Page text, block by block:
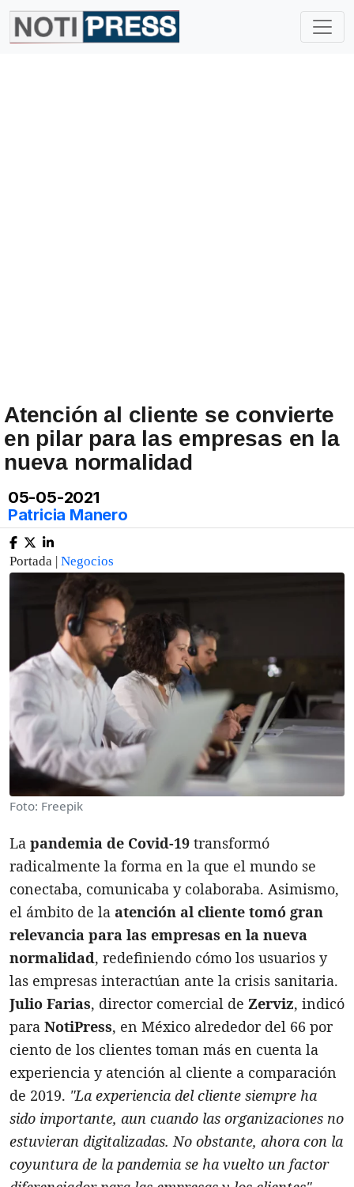
Atención al cliente se convierte
en pilar para las empresas en la
nueva normalidad
05-05-2021
Patricia Manero
Portada | Negocios
Foto: Freepik
La pandemia de Covid-19 transformó
radicalmente la forma en la que el mundo se
conectaba, comunicaba y colaboraba. Asimismo,
el ámbito de la atención al cliente tomó gran
relevancia para las empresas en la nueva
normalidad, redefiniendo cómo los usuarios y
las empresas interactúan ante la crisis sanitaria.
Julio Farias, director comercial de Zerviz, indicó
para NotiPress, en México alrededor del 66 por
ciento de los clientes toman más en cuenta la
experiencia y atención al cliente a comparación
de 2019. "La experiencia del cliente siempre ha
sido importante, aun cuando las organizaciones no
estuvieran digitalizadas. No obstante, ahora con la
coyuntura de la pandemia se ha vuelto un factor